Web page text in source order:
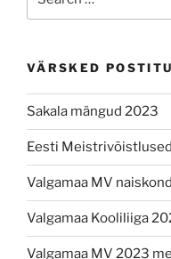
VÄRSKED
Sakala mängud 2023
Eesti
Valgamaa MV
Valgamaa Kooliliiga
Valgamaa MV 2023